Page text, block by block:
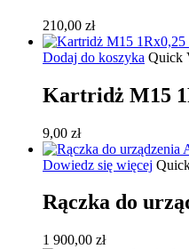
210,00 zł
Dodaj do koszyka Quick
Kartridż M15
9,00 zł
Dowiedz się więcej
Rączka do
1 900,00 zł